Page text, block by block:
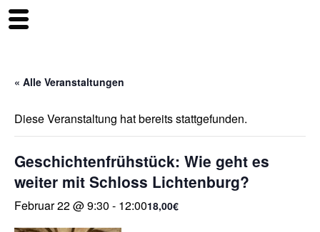
« Alle Veranstaltungen
Diese Veranstaltung hat bereits stattgefunden.
Geschichtenfrühstück: Wie geht es
weiter mit Schloss Lichtenburg?
Februar 22 @ 9:30 - 12:0018,00€